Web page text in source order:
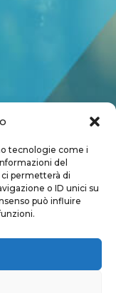
tecnologie come i
del
permetterà di
o ID unici su
può influire